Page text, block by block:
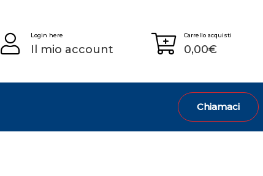
Login here
Il mio account
Carrello acquisti
0,00€
Chiamaci